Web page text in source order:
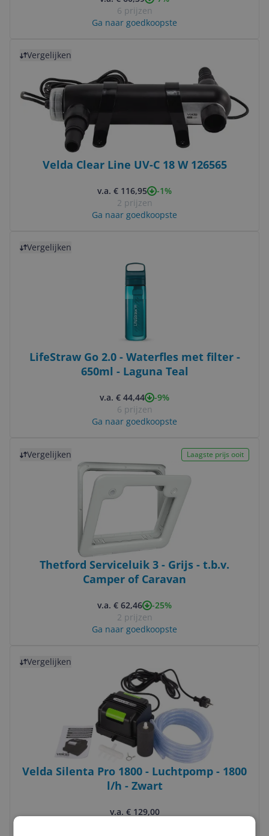
6 prijzen
Ga naar goedkoopste
Vergelijken
Velda Clear Line UV-C 18 W 126565
v.a. € 116,95
-1%
2 prijzen
Ga naar goedkoopste
Vergelijken
LifeStraw Go 2.0 - Waterfles met filter -
650ml - Laguna Teal
v.a. € 44,44
-9%
6 prijzen
Ga naar goedkoopste
Vergelijken Laagste prijs ooit
Thetford Serviceluik 3 - Grijs - t.b.v.
Camper of Caravan
v.a. € 62,46
-25%
2 prijzen
Ga naar goedkoopste
Vergelijken
Velda Silenta Pro 1800 - Luchtpomp - 1800
l/h - Zwart
v.a. € 129,00